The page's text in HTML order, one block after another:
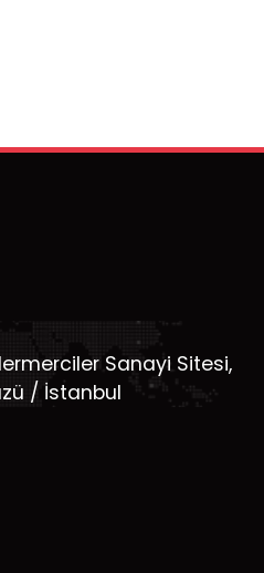
Sanayi Sitesi,
/ İstanbul